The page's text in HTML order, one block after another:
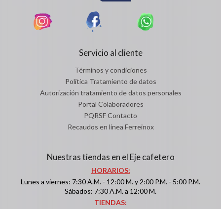
Servicio al cliente
Términos y condiciones
Política Tratamiento de datos
Autorización tratamiento de datos personales
Portal Colaboradores
PQRSF Contacto
Recaudos en línea Ferreinox
Nuestras tiendas en el Eje cafetero
HORARIOS:
Lunes a viernes: 7:30 A.M. - 12:00 M. y 2:00 P.M. - 5:00 P.M.
Sábados: 7:30 A.M. a 12:00 M.
TIENDAS: